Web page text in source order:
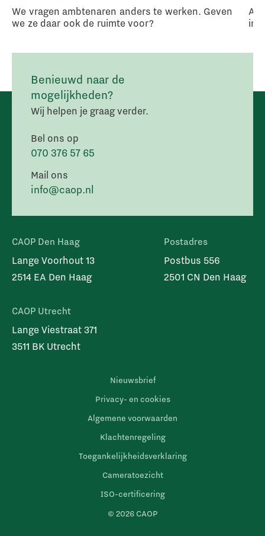
We vragen ambtenaren anders te werken. Geven
we ze daar ook de ruimte voor?
in
Benieuwd naar de
mogelijkheden?
Wij helpen je graag verder.
Bel ons op
070 376 57 65
Mail ons
info@caop.nl
CAOP Den Haag
Lange Voorhout 13
2514 EA Den Haag
CAOP Utrecht
Lange Viestraat 371
3511 BK Utrecht
Postadres
Postbus 556
2501 CN Den Haag
© 2026 CAOP
Nieuwsbrief
Privacy- en cookies
Algemene voorwaarden
Klachtenregeling
Toegankelijkheidsverklaring
Cameratoezicht
ISO-certificering